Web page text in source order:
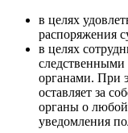
в целях
распоряжения
в целях
органами. При
оставляет за
органы о любой
уведомления